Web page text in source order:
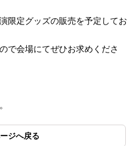
限定グッズの販売を予定してお
で会場にてぜひお求めくださ
ジへ戻る